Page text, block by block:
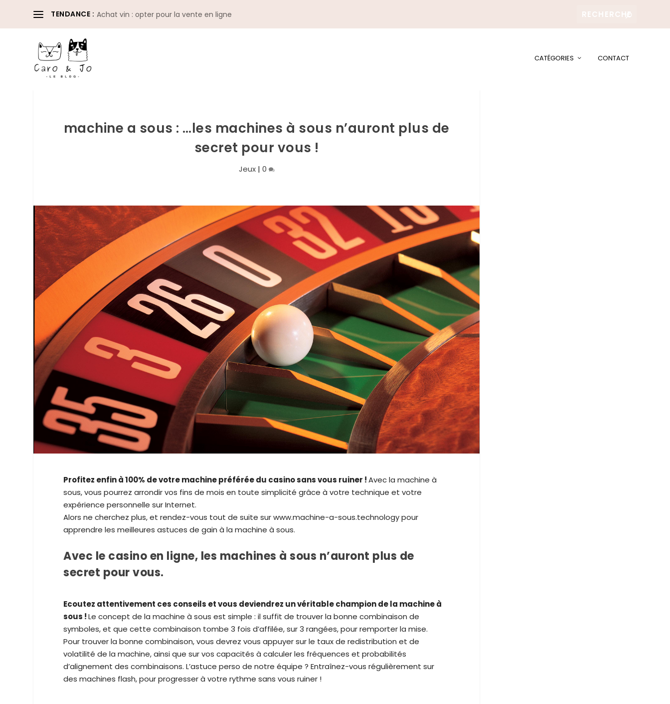
TENDANCE : Achat vin : opter pour la vente en ligne
CATÉGORIES CONTACT
machine a sous : …les machines à sous n’auront plus de
secret pour vous !
Jeux| 0
Profitez enfin à 100% de votre machine préférée du casino sans vous ruiner !Avec la machine à
sous, vous pourrez arrondir vos fins de mois en toute simplicité grâce à votre technique et votre
expérience personnelle sur Internet.
Alors ne cherchez plus, et rendez-vous tout de suite sur www.machine-a-sous.technology pour
apprendre les meilleures astuces de gain à la machine à sous.
Avec le casino en ligne, les machines à sous n’auront plus de
secret pour vous.
Ecoutez attentivement ces conseils et vous deviendrez un véritable champion de la machine à
sous !Le concept de la machine à sous est simple : il suffit de trouver la bonne combinaison de
symboles, et que cette combinaison tombe 3 fois d’affilée, sur 3 rangées, pour remporter la mise.
Pour trouver la bonne combinaison, vous devrez vous appuyer sur le taux de redistribution et de
volatilité de la machine, ainsi que sur vos capacités à calculer les fréquences et probabilités
d’alignement des combinaisons. L’astuce perso de notre équipe ? Entraînez-vous régulièrement sur
des machines flash, pour progresser à votre rythme sans vous ruiner !